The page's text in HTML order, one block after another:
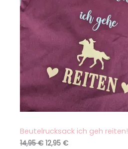
Beutelrucksack ich geh reiten!
14,95€ 12,95 €